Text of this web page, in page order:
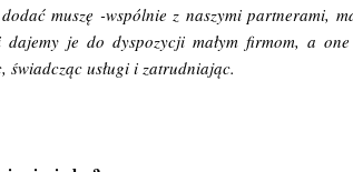
muszę -wspólnie z naszymi partnerami,
dajemy je do dyspozycji małym firmom, a
świadcząc usługi i zatrudniając.